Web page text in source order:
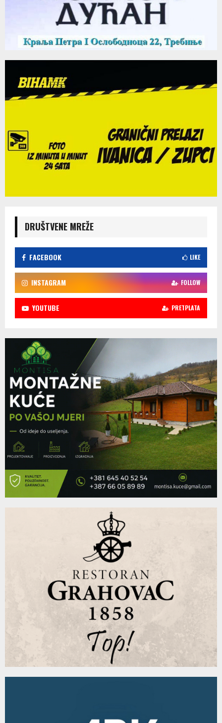
DRUŠTVENE MREŽE
FACEBOOK LIKE
INSTAGRAM FOLLOW
YOUTUBE PRETPLATA